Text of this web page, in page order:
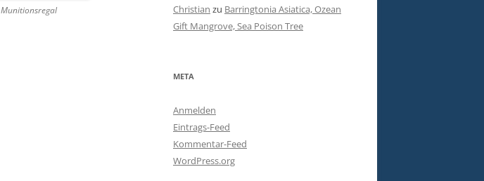
Munitionsregal
Christian zu Barringtonia Asiatica, Ozean
Gift Mangrove, Sea Poison Tree
META
Anmelden
Eintrags-Feed
Kommentar-Feed
WordPress.org